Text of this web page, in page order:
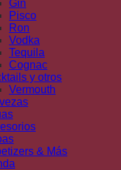
Gin
Pisco
Ron
Vodka
Tequila
Cognac
y otros
Vermouth
& Más